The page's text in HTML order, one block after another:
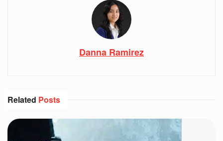
Danna Ramirez
Related Posts